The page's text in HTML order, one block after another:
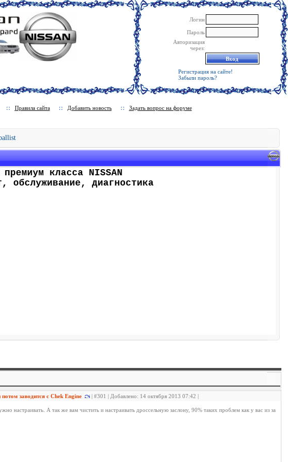
Логин
Пароль
Авторизация
через:
Регистрация на сайте!
Забыли пароль?
Правила сайта Добавить новость Задать вопрос на форуме
класса NISSAN
диагностика
заводится с Chek Engine | #301 | Добавлено: 14 октября 2013 07:42 |
настраивать. А так же вам чистить и настраивать дроссельную заслону, 90% таких проблем как у вас из за